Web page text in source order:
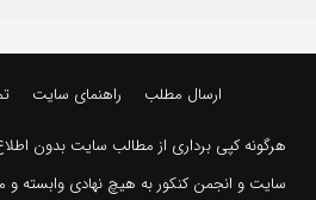
ارسال مطلب راهنمای سایت
هرگونه کپی برداری از مطالب سایت بدون
سایت و انجمن کنکور به هیچ نهادی وابسته و